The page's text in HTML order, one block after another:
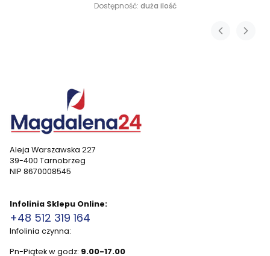
Dostępność: duża ilość
Aleja Warszawska 227
39-400 Tarnobrzeg
NIP 8670008545
Infolinia Sklepu Online:
+48 512 319 164
Infolinia czynna:
Pn-Piątek w godz: 9.00-17.00